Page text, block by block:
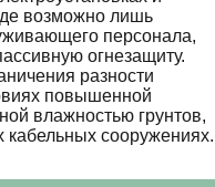
возможно лишь
персонала,
огнезащиту.
разности
повышенной
влажностью грунтов,
сооружениях.